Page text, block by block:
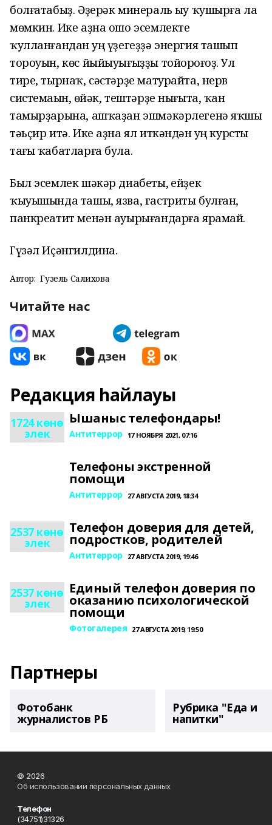
болғатабыҙ. Әҙерәк минераль һыу ҡушырға ла
мөмкин. Ике аҙна ошо эсемлекте
ҡулланғандан һуң үҙегеҙҙә энергия ташып
тороуын, көс йыйыуығыҙҙы тойорһоғоҙ. Ул
тире, тырнаҡ, сәстәрҙе матурайта, нерв
системаһын, һөйәк, тештәрҙе нығыта, ҡан
тамырҙарына, ашҡаҙан эшмәкәрлегенә яҡшы
тәьҫир итә. Ике аҙна ял иткәндән һуң курсты
тағы ҡабатларға була.
Был эсемлек шәкәр диабеты, һейҙек
ҡыуышында ташы, язва, гастриты булған,
панкреатит менән ауырығандарға ярамай.
Гүзәл Иҫәнгилдина.
Автор: Гузель Салихова
Читайте нас
Редакция һайлауы
1724 көнө
элек
Ышаныс телефондары!
Антитеррор 17 НОЯБРЯ 2021, 07:16
Телефоны экстренной
помощи
Антитеррор 27 АВГУСТА 2019, 18:34
2537 көнө
элек
Телефон доверия для детей,
подростков, родителей
Антитеррор 27 АВГУСТА 2019, 19:46
2537 көнө
элек
Единый телефон доверия по
оказанию психологической
помощи
Фотогалерея 27 АВГУСТА 2019, 19:50
Партнеры
Фотобанк
журналистов РБ
Рубрика "Еда и
напитки"
© 2026
Об использовании персональных данных
Телефон
(34751)31326